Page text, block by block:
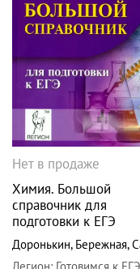
Нет в продаже
Химия. Большой
справочник для
подготовки к ЕГЭ
Доронькин, Бережная,